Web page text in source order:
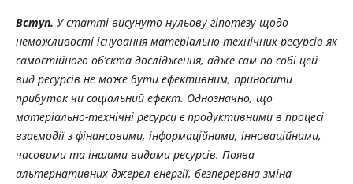
Вступ. У статті висунуто нульову гіпотезу щодо
неможливості існування матеріально-технічних ресурсів як
самостійного об’єкта дослідження, адже сам по собі цей
вид ресурсів не може бути ефективним, приносити
прибуток чи соціальний ефект. Однозначно, що
матеріально-технічні ресурси є продуктивними в процесі
взаємодії з фінансовими, інформаційними, інноваційними,
часовими та іншими видами ресурсів. Поява
альтернативних джерел енергії, безперервна зміна